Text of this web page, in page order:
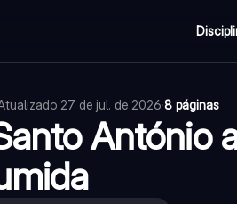
27 de jul. de 2026·8 páginas
António